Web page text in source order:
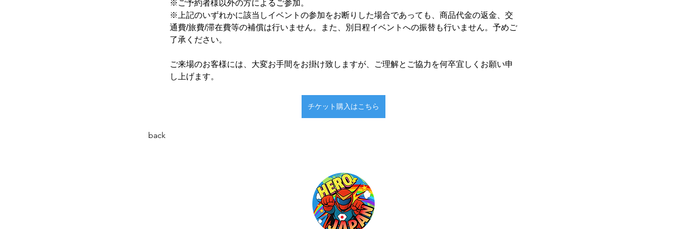
back
※ご予約者様以外の方によるご参加。
※上記のいずれかに該当しイベントの参加をお断りした場合であっても、商品代金の返金、交
通費/旅費/滞在費等の補償は行いません。また、別日程イベントへの振替も行いません。予めご
了承ください。
ご来場のお客様には、大変お手間をお掛け致しますが、ご理解とご協力を何卒宜しくお願い申
し上げます。
チケット購入はこちら